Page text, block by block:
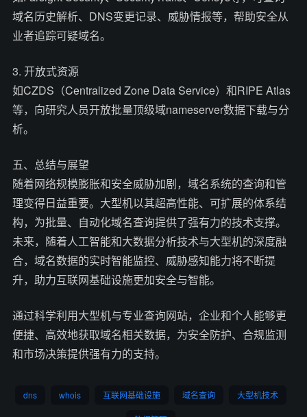
域名历史解析、DNS变更记录、威胁情报等，帮助安全从
业者追踪可疑域名。
3. 开放式资源
如CZDS（Centralized Zone Data Service）和RIPE Atlas
等，向研究人员开放批量顶级域nameserver数据下载与分
析。
五、总结与展望
随着网络规模膨胀和安全威胁加剧，域名系统的查询和管
理变得日益重要。大型机以其超高性能、可扩展的体系结
构，为批量、自动化域名查询提供了强有力的技术支撑。
未来，随着人工智能和大数据分析技术与大型机的深度融
合，域名数据的实时智能监控、威胁感知能力将不断提
升，助力互联网基础设施更加安全与智能。
通过科学利用大型机与专业查询网站，企业和个人能够更
便捷、高效地获取域名相关数据，为安全防护、合规监测
和市场决策提供强有力的支持。
dns whois 互联网基础设施 域名查询 大型机技术